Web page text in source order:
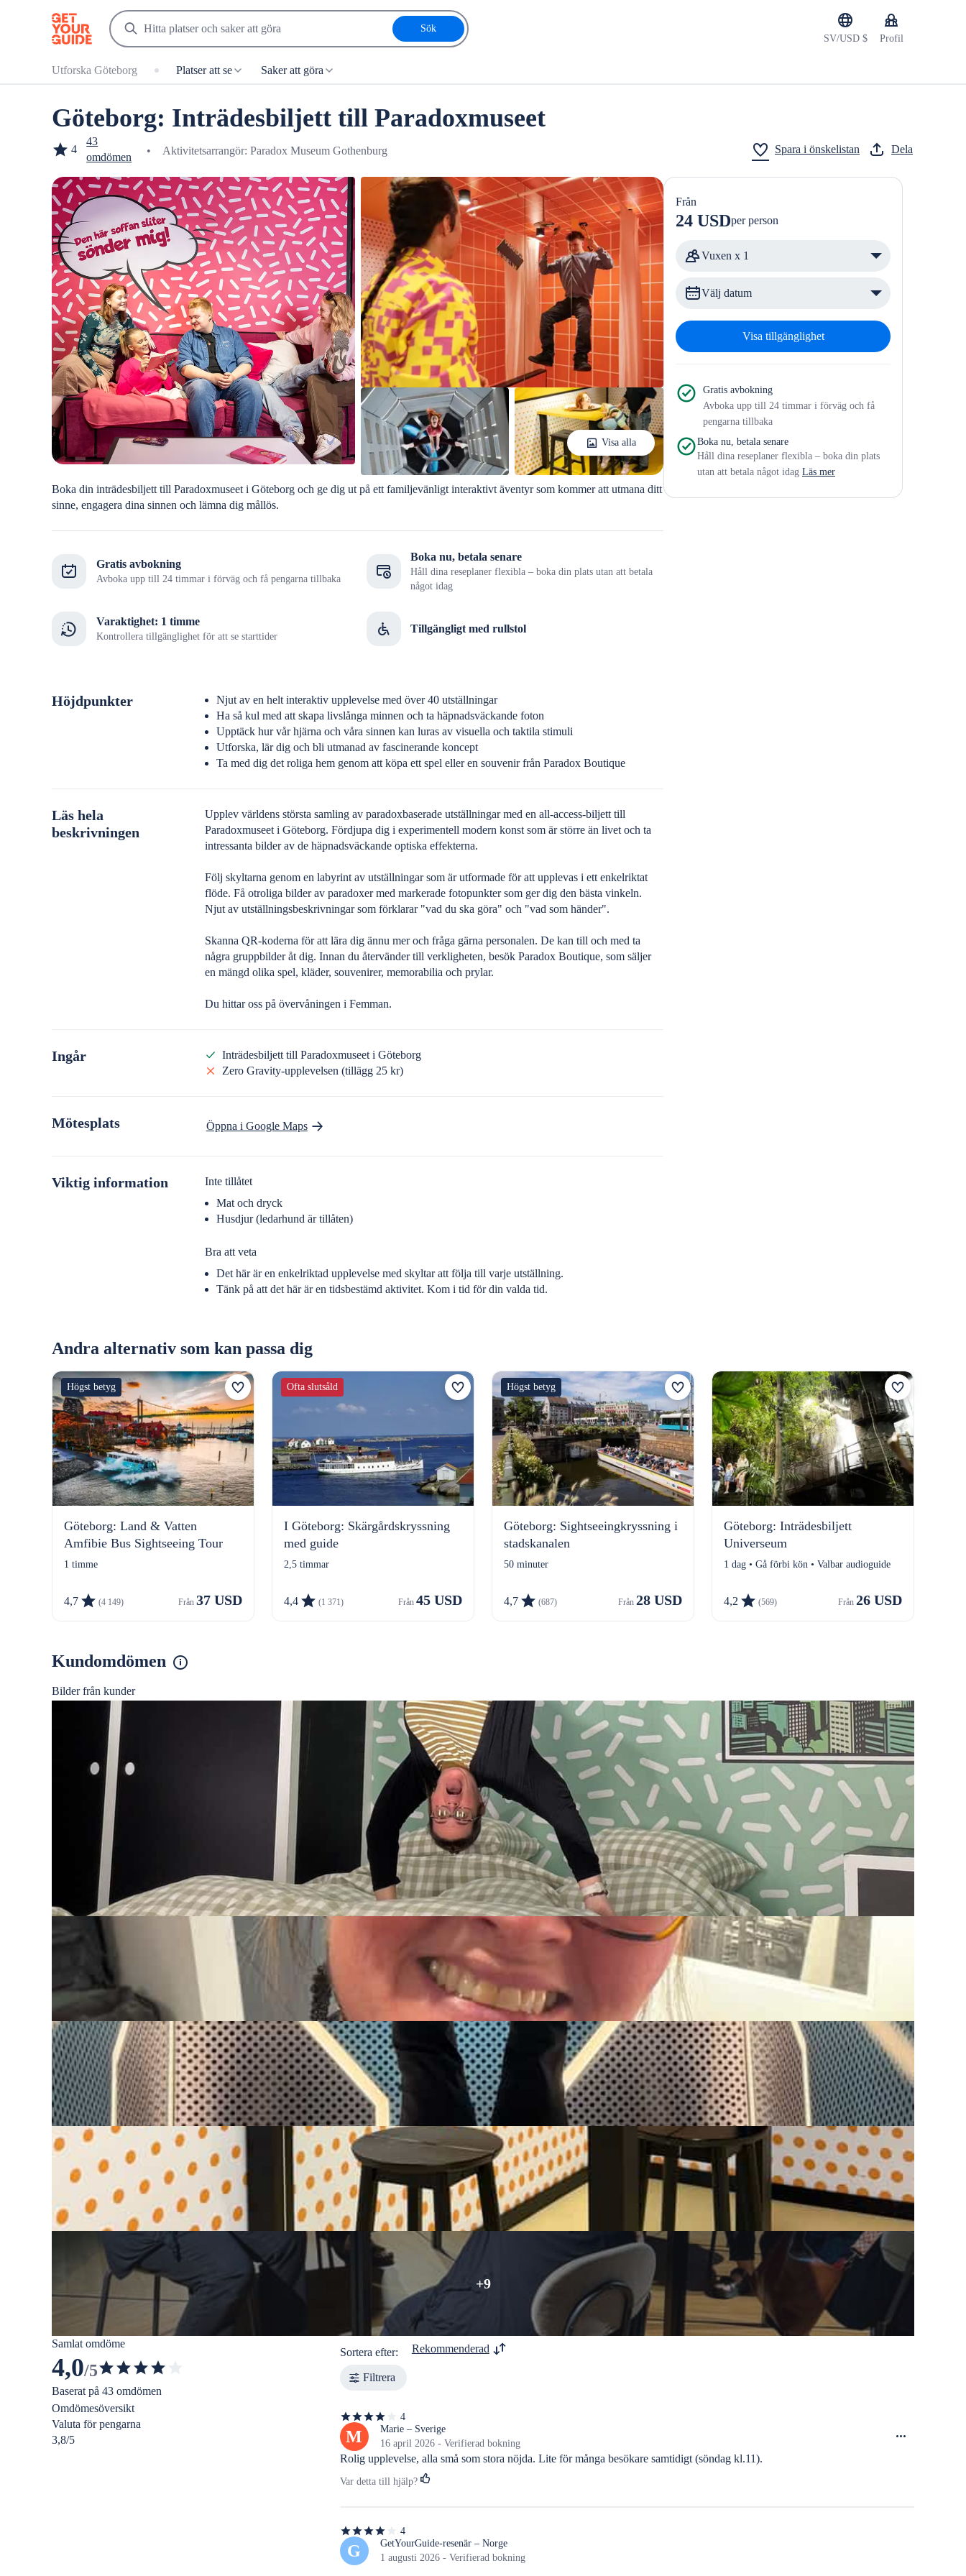
Sök
SV/USD $
Profil
Utforska Göteborg Platser att se Saker att göra
Göteborg: Inträdesbiljett till Paradoxmuseet
4
43
omdömen
• Aktivitetsarrangör: Paradox Museum Gothenburg Spara i önskelistan Dela
Visa alla
Boka din inträdesbiljett till Paradoxmuseet i Göteborg och ge dig ut på ett familjevänligt interaktivt äventyr som kommer att utmana ditt
sinne, engagera dina sinnen och lämna dig mållös.
Gratis avbokning
Avboka upp till 24 timmar i förväg och få pengarna tillbaka
Boka nu, betala senare
Håll dina reseplaner flexibla – boka din plats utan att betala
något idag
Varaktighet: 1 timme
Kontrollera tillgänglighet för att se starttider
Tillgängligt med rullstol
Höjdpunkter
Njut av en helt interaktiv upplevelse med över 40 utställningar
Ha så kul med att skapa livslånga minnen och ta häpnadsväckande foton
Upptäck hur vår hjärna och våra sinnen kan luras av visuella och taktila stimuli
Utforska, lär dig och bli utmanad av fascinerande koncept
Ta med dig det roliga hem genom att köpa ett spel eller en souvenir från Paradox Boutique
Läs hela
beskrivningen
Upplev världens största samling av paradoxbaserade utställningar med en all-access-biljett till
Paradoxmuseet i Göteborg. Fördjupa dig i experimentell modern konst som är större än livet och ta
intressanta bilder av de häpnadsväckande optiska effekterna.
Följ skyltarna genom en labyrint av utställningar som är utformade för att upplevas i ett enkelriktat
flöde. Få otroliga bilder av paradoxer med markerade fotopunkter som ger dig den bästa vinkeln.
Njut av utställningsbeskrivningar som förklarar "vad du ska göra" och "vad som händer".
Skanna QR-koderna för att lära dig ännu mer och fråga gärna personalen. De kan till och med ta
några gruppbilder åt dig. Innan du återvänder till verkligheten, besök Paradox Boutique, som säljer
en mängd olika spel, kläder, souvenirer, memorabilia och prylar.
Du hittar oss på övervåningen i Femman.
Ingår
Inträdesbiljett till Paradoxmuseet i Göteborg
Zero Gravity-upplevelsen (tillägg 25 kr)
Mötesplats Öppna i Google Maps
Viktig information
Inte tillåtet
Mat och dryck
Husdjur (ledarhund är tillåten)
Bra att veta
Det här är en enkelriktad upplevelse med skyltar att följa till varje utställning.
Tänk på att det här är en tidsbestämd aktivitet. Kom i tid för din valda tid.
Från
24 USDper person
Vuxen x 1
Välj datum
Visa tillgänglighet
Gratis avbokning
Avboka upp till 24 timmar i förväg och få
pengarna tillbaka
Boka nu, betala senare
Håll dina reseplaner flexibla – boka din plats
utan att betala något idag Läs mer
Andra alternativ som kan passa dig
Högst betyg
Göteborg: Land & Vatten
Amfibie Bus Sightseeing Tour
1 timme
4,7 (4 149) 37 USD
Ofta slutsåld
I Göteborg: Skärgårdskryssning
med guide
2,5 timmar
4,4 (1 371) 45 USD
Högst betyg
Göteborg: Sightseeingkryssning i
stadskanalen
50 minuter
4,7 (687) 28 USD
Göteborg: Inträdesbiljett
Universeum
1 dag • Gå förbi kön • Valbar audioguide
4,2 (569) 26 USD
Kundomdömen
Bilder från kunder
+9
Samlat omdöme
4,0/5 4.011524240324665
av
5
stjärnor
Baserat på 43 omdömen
Omdömesöversikt
Valuta för pengarna
3,8/5
Sortera efter: Rekommenderad
Filtrera
4
4
av
5
stjärnor
M
Marie – Sverige
16 april 2026 - Verifierad bokning
Rolig upplevelse, alla små som stora nöjda. Lite för många besökare samtidigt (söndag kl.11).
Var detta till hjälp?
4
4
av
5
stjärnor
G
GetYourGuide-resenär – Norge
1 augusti 2026 - Verifierad bokning